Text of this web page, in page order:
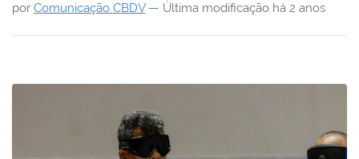
por Comunicação CBDV— Última modificação há 2 anos